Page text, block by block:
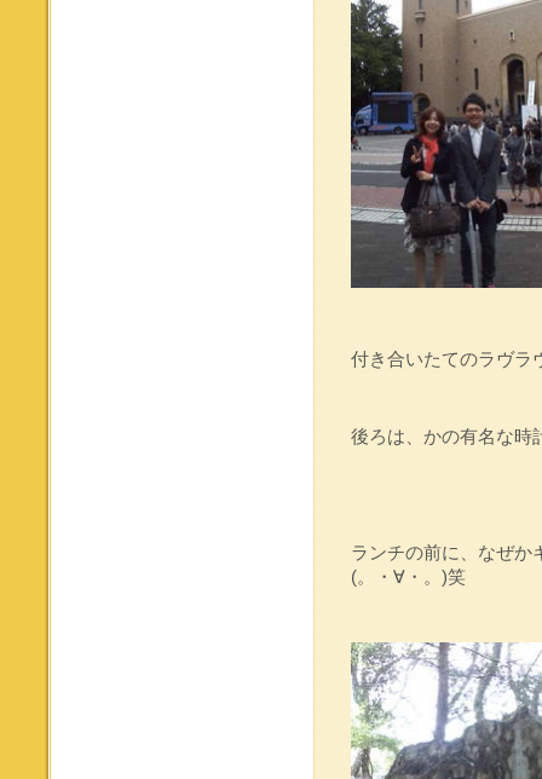
付き合いたてのラヴ
後ろは、かの有名な時
ランチの前に、なぜか
(。・∀・。)笑